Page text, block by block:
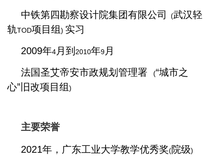
中铁第四勘察设计院集团有限公司
(武汉轻
轨TOD项目组 ) 实习
2009年4月到 2010年9月
法国圣艾帝安市政规划管理署 (“城市之
心”旧改项目组 )
主要荣誉
2021年，广东工业大学教学优秀奖(院级)